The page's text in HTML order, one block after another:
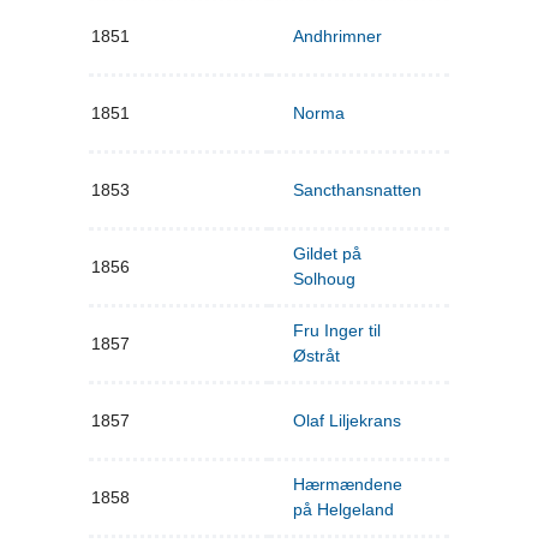
1851 Andhrimner
1851 Norma
1853 Sancthansnatten
1856
Gildet på
Solhoug
1857
Fru Inger til
Østråt
1857 Olaf Liljekrans
1858
Hærmændene
på Helgeland